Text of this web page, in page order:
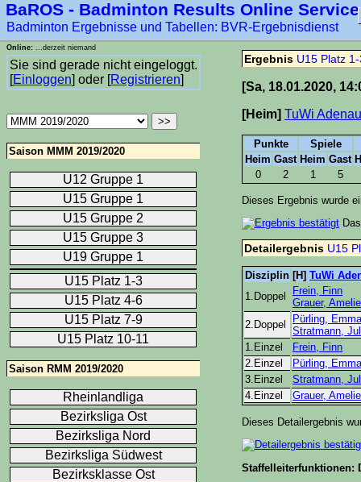
****-1
BaROS - Badminton Results Online Service
Badminton Ergebnisse und Tabellen: BVR-Ergebnisdienst
Ergebnis U15 Platz
[Sa, 18.01.2020,
[Heim] TuWi
Punkte
Spiele
Heim Gast Heim Gast
0
2 1 5
Dieses Ergebnis wurde
Detailergebnis U15
Disziplin [H] TuWi
1.Doppel
Frein, Finn
Grauer, Amelie
2.Doppel
Pürling, Emma
Stratmann,
1.Einzel
Frein, Finn
2.Einzel
Pürling, Emma
3.Einzel
Stratmann,
4.Einzel
Grauer, Amelie
Dieses Detailergebnis
Staffelleiterfunktionen:
Saison MMM 2019/2020
U12 Gruppe 1
U15 Gruppe 1
U15 Gruppe 2
U15 Gruppe 3
U19 Gruppe 1
U15 Platz 1-3
U15 Platz 4-6
U15 Platz 7-9
U15 Platz 10-11
Saison RMM 2019/2020
Rheinlandliga
Bezirksliga Ost
Bezirksliga Nord
Bezirksliga Südwest
Bezirksklasse Ost
Online: ...derzeit niemand
Sie sind gerade nicht eingeloggt.
[Einloggen] oder [Registrieren]